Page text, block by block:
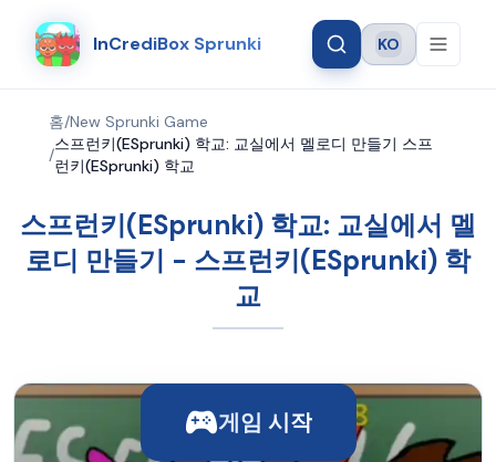
InCrediBox Sprunki Language
KO
홈/New Sprunki Game
/
스프런키(ESprunki) 학교: 교실에서 멜로디 만들기 스프
런키(ESprunki) 학교
스프런키(ESprunki) 학교: 교실에서 멜
로디 만들기 - 스프런키(ESprunki) 학
교
게임 시작